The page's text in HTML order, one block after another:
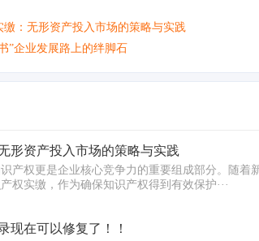
缴：无形资产投入市场的策略与实践
”企业发展路上的绊脚石
形资产投入市场的策略与实践
产权更是企业核心竞争力的重要组成部分。随
权实缴，作为确保知识产权得到有效保护···
现在可以修复了！！